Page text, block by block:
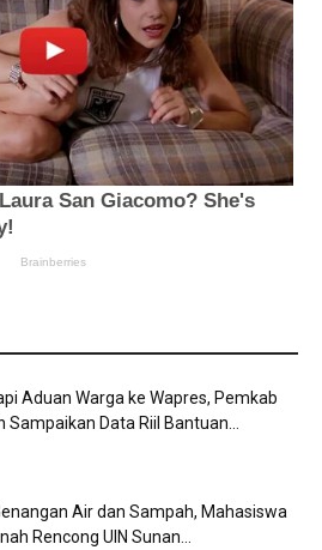
Aduan Warga ke Wapres, Pemkab
Sampaikan Data Riil Bantuan...
Air dan Sampah, Mahasiswa
Rencong UIN Sunan...